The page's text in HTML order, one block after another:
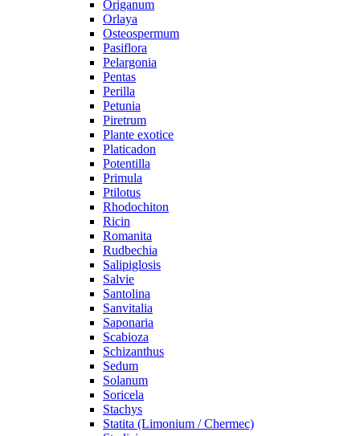
Origanum
Orlaya
Osteospermum
Pasiflora
Pelargonia
Pentas
Perilla
Petunia
Piretrum
Plante exotice
Platicadon
Potentilla
Primula
Ptilotus
Rhodochiton
Ricin
Romanita
Rudbechia
Salipiglosis
Salvie
Santolina
Sanvitalia
Saponaria
Scabioza
Schizanthus
Sedum
Solanum
Soricela
Stachys
Statita (Limonium / Chermec)